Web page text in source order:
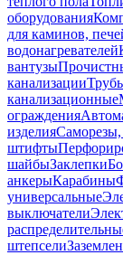
оборудования
для каминов,
водонагревателей
вантузы
канализации
канализационные
ограждения
изделия
штифты
шайбыЗаклепки
анкерыКарабины
универсальные
выключатели
штепсели